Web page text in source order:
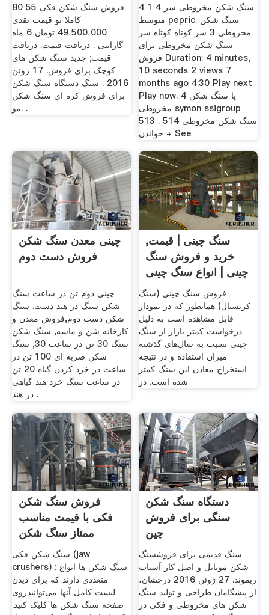
فروش سنگ شکن فکی 55 80
کاملا نو قیمت نقدی
49،500،000 تومان 6 ماه
گارانتی . دریافت قیمت. دریافت
قیمت; جدید سنگ شکن های
کوچک برای فروش. 17 ژوئن
2016 . سنگ دستگاه سنگ شکن
برای فروش کره ای سنگ شکن
مو. .
سنگ شکن مخروطی سر 4 1 4
متوسط pepric. سنگ شکن
مخروطی 3 سر کوتاه کوتاه سر
سنگ شکن مخروطی برای
فروش Duration: 4 minutes,
10 seconds 2 views 7
months ago 4:30 Play next
Play now. 4 پا سنگ شکن
مخروطی symon ssigroup
513 سنگ شکن مخروطی 514 .
خواندن + See
چینی معدن سنگ شکن
فروش دست دوم
چینی دوم تن در ساعت سنگ
شکن سنگ در هند دست. سنگ
شکن دست دوم,فروش معدن و
کارخانه شن و ماسه, سنگ شکن
سنگ 30 تن در ساعت 30, سنگ
شکن ضربه ای 100 تن در
ساعت در خرد کردن گیاه 20 تن
در ساعت سنگ خرد هند گیاهی
در هند .
سنگ چینی | قیمت,
خرید و فروش سنگ
چینی | انواع سنگ چینی
فروش سنگ چینی (سنگ
کریستال) همانطور که در نمودار
قابل مشاهده است به دلیل
درخواست کمتر بازار از سنگ
چینی نسبت به سال‌های گذشته
میزان استفاده و در نتیجه
استخراج معادن این سنگ کمتر
شده است. در
فروش سنگ شکن
فکی با قیمت مناسب
ممتاز سنگ شکن
سنگ شکن فکی (jaw
crushers) : سنگ شکن ها انواع
متعددی دارند که برای دیدن
لیست کامل آنها می‌توانیدروی
صفحه سنگ شکن ها کلیک کنید.
دستگاه سنگ شکن
سنگی برای فروش
چین
سنگ قدیمی برای فروشسنگ
شکن موبایل و اصل کار آسیاب
ریموند. 27 ژوئن 2016 درخشان،
از پیشگامان طراحی و تولید سنگ
شکن های مخروطی و فکی در